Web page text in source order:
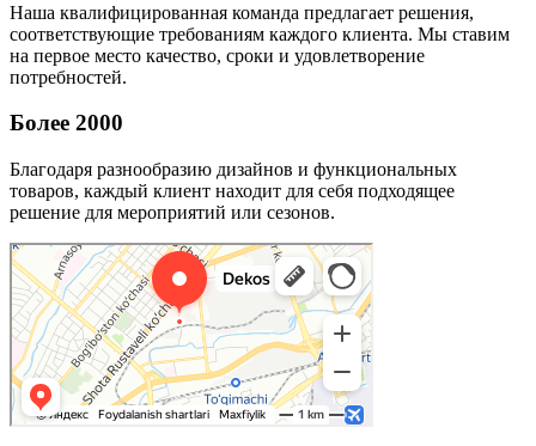
Наша квалифицированная команда предлагает решения,
соответствующие требованиям каждого клиента. Мы ставим
на первое место качество, сроки и удовлетворение
потребностей.
Более 2000
Благодаря разнообразию дизайнов и функциональных
товаров, каждый клиент находит для себя подходящее
решение для мероприятий или сезонов.